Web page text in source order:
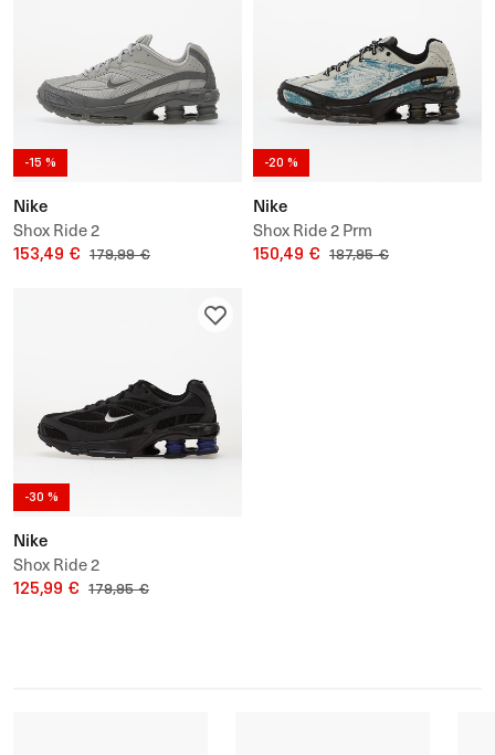
-15 %
Nike
Shox Ride 2
153,49 € 179,99 €
-20 %
Nike
Shox Ride 2 Prm
150,49 € 187,95 €
-30 %
Nike
Shox Ride 2
125,99 € 179,95 €